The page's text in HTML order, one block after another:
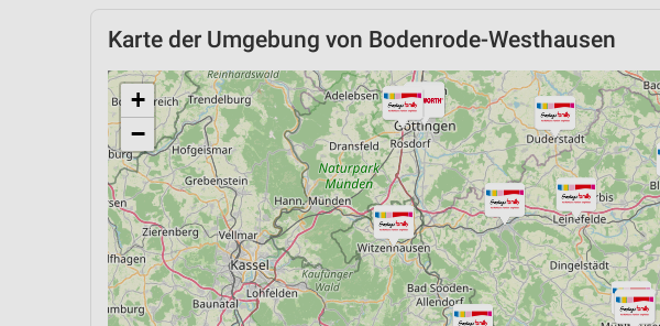
Karte der Umgebung von Bodenrode-Westhausen
+
−